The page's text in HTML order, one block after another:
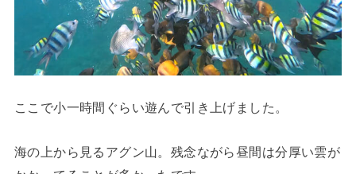
ここで小一時間ぐらい遊んで引き上げました。
海の上から見るアグン山。残念ながら昼間は分厚い雲が